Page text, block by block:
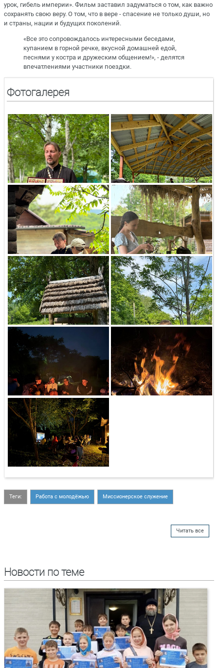
урок, гибель империи». Фильм заставил задуматься о том, как важно
сохранять свою веру. О том, что в вере - спасение не только души, но
и страны, нации и будущих поколений.
«Все это сопровождалось интересными беседами,
купанием в горной речке, вкусной домашней едой,
песнями у костра и дружеским общением!», - делятся
впечатлениями участники поездки.
Фотогалерея
Теги: Работа с молодёжью Миссионерское служение
Читать все
Новости по теме